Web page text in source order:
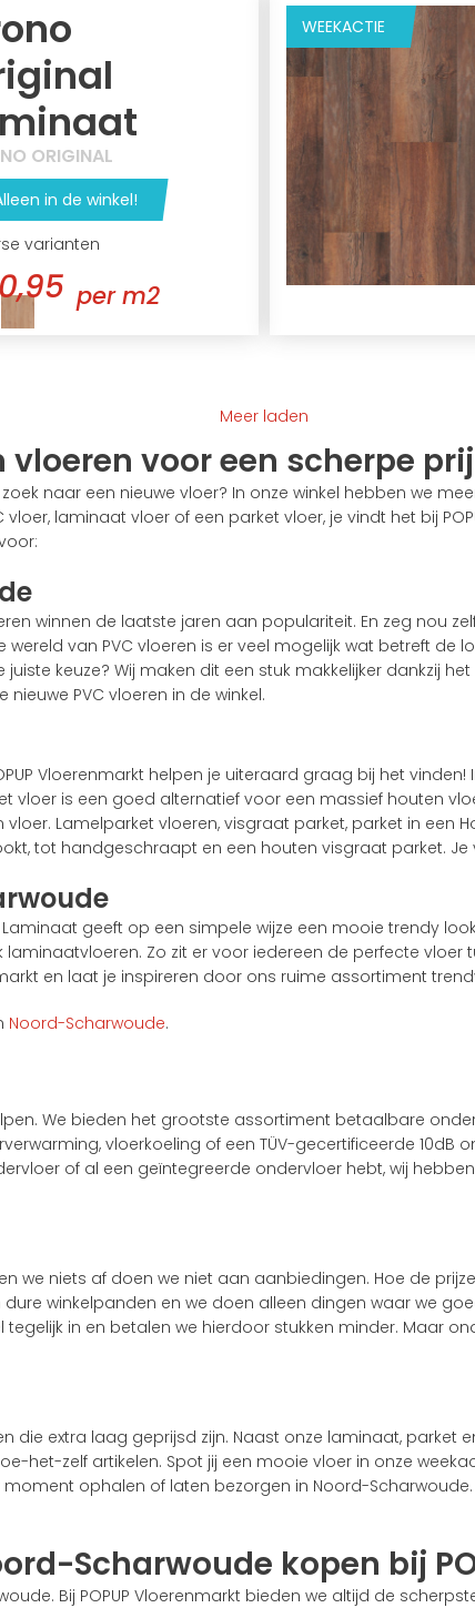
ORIGINAL
in de winkel!
varianten
per m2
WEEKACTIE
Meer laden
voor een scherpe
naar een nieuwe vloer? In onze winkel hebben we
laminaat vloer of een parket vloer, je vindt het bij
winnen de laatste jaren aan populariteit. En zeg nou
wereld van PVC vloeren is er veel mogelijk wat betreft de
juiste keuze? Wij maken dit een stuk makkelijker dankzij
PVC vloeren in de winkel.
Vloerenmarkt helpen je uiteraard graag bij het
vloer is een goed alternatief voor een massief houten
Lamelparket vloeren, visgraat parket, parket in een
tot handgeschraapt en een houten visgraat parket. Je
geeft op een simpele wijze een mooie trendy
Zo zit er voor iedereen de perfecte vloer
en laat je inspireren door ons ruime assortiment
Noord-Scharwoude.
We bieden het grootste assortiment betaalbare
vloerkoeling of een TÜV-gecertificeerde
of al een geïntegreerde ondervloer hebt, wij
we niets af doen we niet aan aanbiedingen. Hoe de
winkelpanden en we doen alleen dingen waar we
in en betalen we hierdoor stukken minder. Maar
die extra laag geprijsd zijn. Naast onze laminaat, parket
het-zelf artikelen. Spot jij een mooie vloer in onze
ophalen of laten bezorgen in Noord-Scharwoude.
Scharwoude kopen bij
Bij POPUP Vloerenmarkt bieden we altijd de